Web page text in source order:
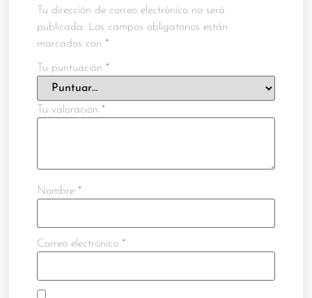
Tu dirección de correo electrónico no será
publicada. Los campos obligatorios están
marcados con *
Tu puntuación *
Tu valoración *
Nombre *
Correo electrónico *